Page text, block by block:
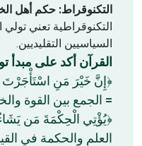
التكنوقراط: حكم أهل
التكنوقراطية تعني
السياسيين التقليديين.
القرآن أكد على مبدأ
= الجمع بين القوة
العلم والحكمة في